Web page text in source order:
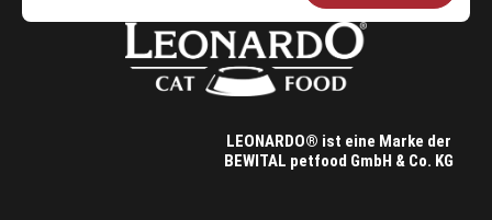
LEONARDO® ist eine Marke der
BEWITAL petfood GmbH & Co. KG